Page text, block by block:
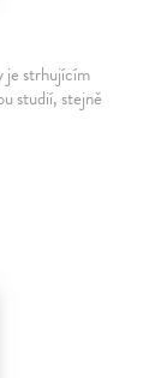
strhujícím
studií, stejně